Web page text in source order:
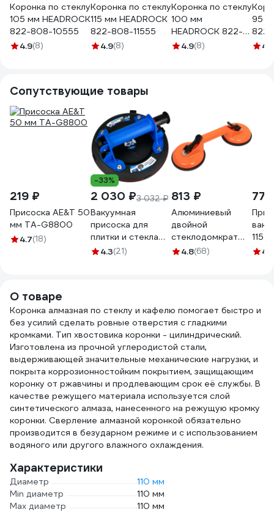
Коронка по стеклу
105 мм HEADROCK
822-808-10555
4.9(8)
Коронка по стеклу
115 мм HEADROCK
822-808-11555
4.9(8)
Коронка по стеклу
100 мм
HEADROCK 822-
808-10055
4.9(8)
95
4.9
Сопутствующие товары
219 ₽
Присоска AE&T 50
мм TA-G8800
4.7(18)
-33%
2 030 ₽3 032 ₽
Вакуумная
присоска для
плитки и стекла
vertextools
4.3(21)
813 ₽
Алюминиевый
двойной
стеклодомкрат
100 кг Gigant grf-
4.8(68)
115
4.9
О товаре
Коронка алмазная по стеклу и кафелю помогает быстро и
без усилий сделать ровные отверстия с гладкими
кромками. Тип хвостовика коронки - цилиндрический.
Изготовлена из прочной углеродистой стали,
выдерживающей значительные механические нагрузки, и
покрыта коррозионностойким покрытием, защищающим
коронку от ржавчины и продлевающим срок её службы. В
качестве режущего материала используется слой
синтетического алмаза, нанесенного на режущую кромку
коронки. Сверление алмазной коронкой обязательно
производится в безударном режиме и с использованием
водяного или другого влажного охлаждения.
Характеристики
Диаметр
110 мм
Min диаметр
110 мм
Max диаметр
110 мм